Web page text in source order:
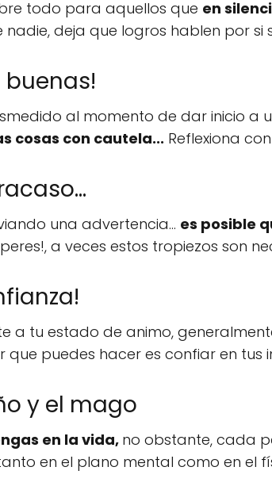
todo para aquellos que en
deja que logros hablen por si
buenas!
al momento de dar inicio a
cosas con cautela... Reflexiona
una advertencia... es posible
a veces estos tropiezos son
a tu estado de animo,
que puedes hacer es confiar en tus
y el mago
en la vida, no obstante, cada
en el plano mental como en el